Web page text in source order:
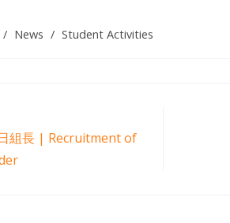
/ News / Student Activities
組長 | Recruitment of